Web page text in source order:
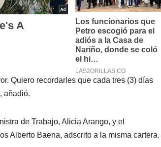
Quiero recordarles que cada tres (3) días
añadió.
de Trabajo, Alicia Arango, y el
Alberto Baena, adscrito a la misma cartera.